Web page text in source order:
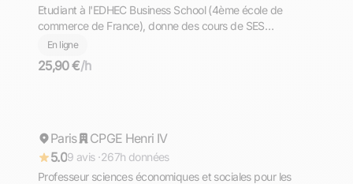
Etudiant à l'EDHEC Business School (4ème école de
commerce de France), donne des cours de SES
(également économie-gestion) de la seconde à la
terminale
En ligne
25,90 €/h
Répond rapidement
Paris
CPGE Henri IV
5.09 avis ·267h données
Professeur sciences économiques et sociales pour les